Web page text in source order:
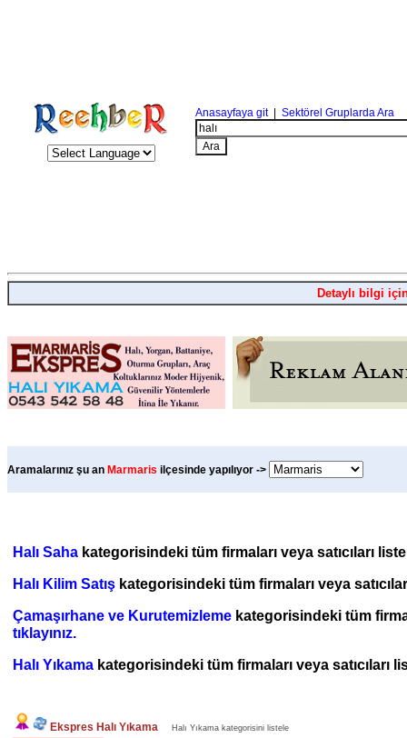
Anasayfaya git| Sektörel Gruplarda Ara
Detaylı bilgi
Aramalarınız şu an Marmaris ilçesinde yapılıyor ->
Halı Saha kategorisindeki tüm firmaları veya satıcıları
Halı Kilim Satış kategorisindeki tüm firmaları veya
Çamaşırhane ve Kurutemizleme kategorisindeki tüm
tıklayınız.
Halı Yıkama kategorisindeki tüm firmaları veya satıcıları
Ekspres Halı Yıkama Halı Yıkama kategorisini listele